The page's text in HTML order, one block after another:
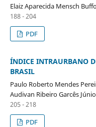
Elaiz Aparecida Mensch
188 - 204
PDF
ÍNDICE INTRAURBANO
BRASIL
Paulo Roberto Mendes
Audivan Ribeiro Garcês
205 - 218
PDF